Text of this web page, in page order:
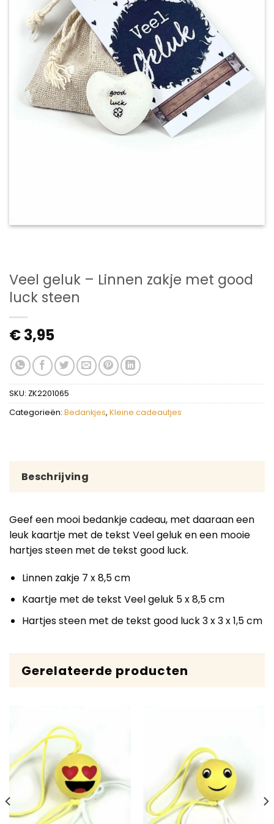
Veel geluk – Linnen zakje met good
luck steen
€3,95
SKU: ZK2201065
Categorieën: Bedankjes, Kleine cadeautjes
Beschrijving
Geef een mooi bedankje cadeau, met daaraan een
leuk kaartje met de tekst Veel geluk en een mooie
hartjes steen met de tekst good luck.
Linnen zakje 7 x 8,5 cm
Kaartje met de tekst Veel geluk 5 x 8,5 cm
Hartjes steen met de tekst good luck 3 x 3 x 1,5 cm
Gerelateerde producten